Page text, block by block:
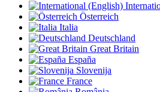
Österreich
Italia
Deutschland
Great Britain
España
Slovenija
France